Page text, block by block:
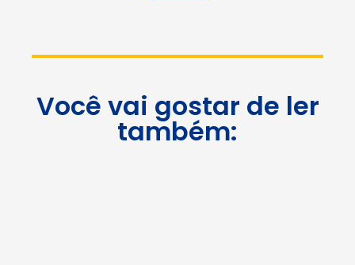
Você vai gostar de ler
também: